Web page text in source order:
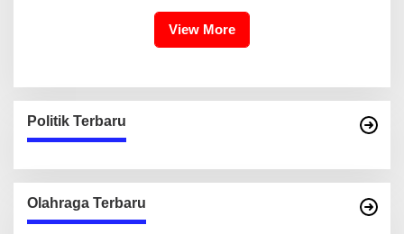
View More
Politik Terbaru
Olahraga Terbaru